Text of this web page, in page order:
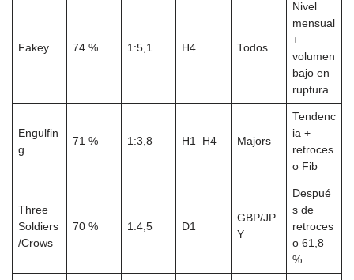
Fakey 74 % 1:5,1 H4 Todos
Nivel
mensual
+
volumen
bajo en
ruptura
Engulfin
g
71 % 1:3,8 H1–H4 Majors
Tendenc
ia +
retroces
o Fib
Three
Soldiers
/Crows
70 % 1:4,5 D1
GBP/JP
Y
Despué
s de
retroces
o 61,8
%